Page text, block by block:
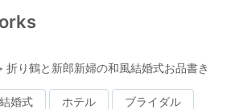
折り鶴と新郎新婦の和風結婚式お品書き
結婚式 ホテル ブライダル